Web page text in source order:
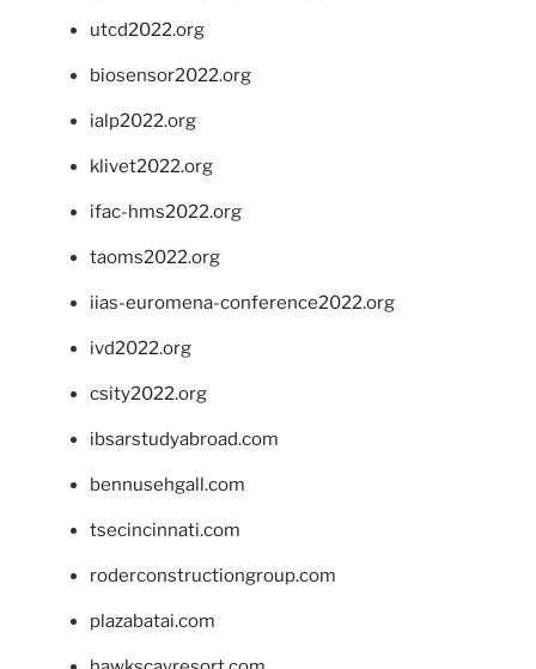
utcd2022.org
biosensor2022.org
ialp2022.org
klivet2022.org
ifac-hms2022.org
taoms2022.org
iias-euromena-conference2022.org
ivd2022.org
csity2022.org
ibsarstudyabroad.com
bennusehgall.com
tsecincinnati.com
roderconstructiongroup.com
plazabatai.com